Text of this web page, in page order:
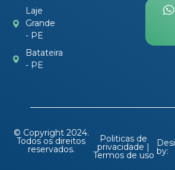
Laje
Grande
- PE
Batateira
- PE
© Copyright 2024.
Todos os direitos
reservados.
Politicas de
privacidade |
Termos de uso by: